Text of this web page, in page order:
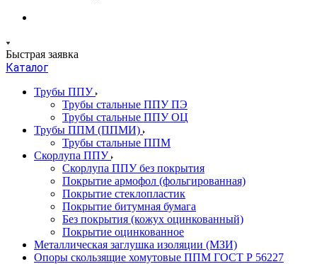
Быстрая заявка
Каталог
Трубы ППУ
Трубы стальные ППУ ПЭ
Трубы стальные ППУ ОЦ
Трубы ППМ (ППМИ)
Трубы стальные ППМ
Скорлупа ППУ
Скорлупа ППУ без покрытия
Покрытие армофол (фольгированная)
Покрытие стеклопластик
Покрытие битумная бумага
Без покрытия (кожух оцинкованный)
Покрытие оцинкованное
Металлическая заглушка изоляции (МЗИ)
Опоры скользящие хомутовые ППМ ГОСТ Р 56227